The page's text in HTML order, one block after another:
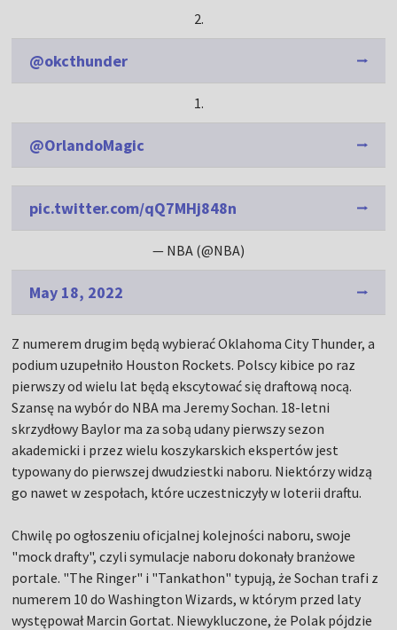
2.
@okcthunder
1.
@OrlandoMagic
pic.twitter.com/qQ7MHj848n
— NBA (@NBA)
May 18, 2022
Z numerem drugim będą wybierać Oklahoma City Thunder, a
podium uzupełniło Houston Rockets. Polscy kibice po raz
pierwszy od wielu lat będą ekscytować się draftową nocą.
Szansę na wybór do NBA ma Jeremy Sochan. 18-letni
skrzydłowy Baylor ma za sobą udany pierwszy sezon
akademicki i przez wielu koszykarskich ekspertów jest
typowany do pierwszej dwudziestki naboru. Niektórzy widzą
go nawet w zespołach, które uczestniczyły w loterii draftu.
Chwilę po ogłoszeniu oficjalnej kolejności naboru, swoje
"mock drafty", czyli symulacje naboru dokonały branżowe
portale. "The Ringer" i "Tankathon" typują, że Sochan trafi z
numerem 10 do Washington Wizards, w którym przed laty
występował Marcin Gortat. Niewykluczone, że Polak pójdzie